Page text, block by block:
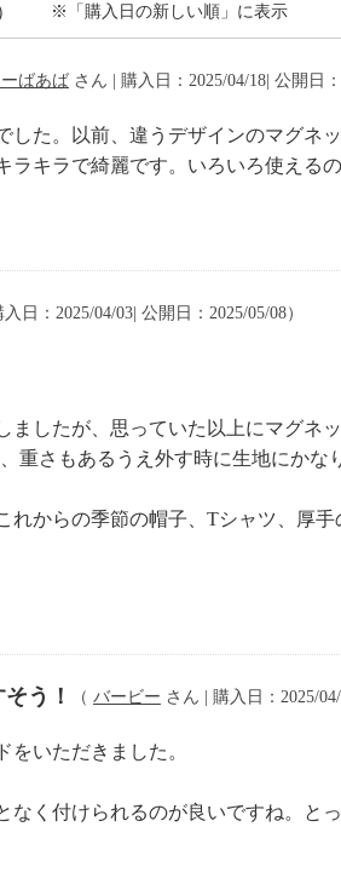
場合は磁
。
※「購入日の新しい順」に表示
ばあば さん | 購入日：2025/04/18| 公開日：
た。以前、違うデザインのマグネ
キラで綺麗です。いろいろ使える
日：2025/04/03| 公開日：2025/05/08）
したが、思っていた以上にマグネ
重さもあるうえ外す時に生地にか
からの季節の帽子、Tシャツ、厚
う！ （ バービー さん | 購入日：2025/
いただきました。
く付けられるのが良いですね。と